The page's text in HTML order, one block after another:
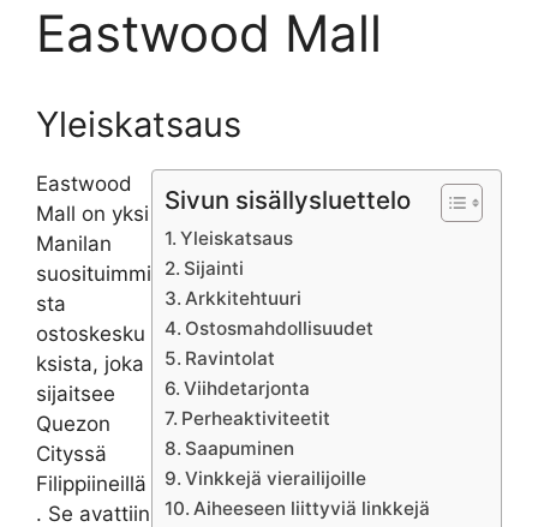
Eastwood Mall
Yleiskatsaus
Sivun sisällysluettelo
Yleiskatsaus
Sijainti
Arkkitehtuuri
Ostosmahdollisuudet
Ravintolat
Viihdetarjonta
Perheaktiviteetit
Saapuminen
Vinkkejä vierailijoille
Aiheeseen liittyviä linkkejä
Eastwood
Mall on yksi
Manilan
suosituimmi
sta
ostoskesku
ksista, joka
sijaitsee
Quezon
Cityssä
Filippiineillä
. Se avattiin